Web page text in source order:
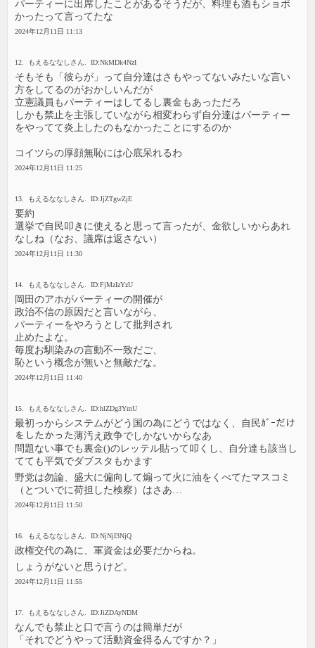
パーティーに出席したことがあるそうだが、料理も酒もショボ
かったって言ってたな
2024年12月11日 11:13
12. もえるななしさん. ID:NkMDk4NzI
そもそも「彼らが」って自分達はさもやってないみたいな言い
方をしてるのがおかしいんだが
立憲議員もパーティーはしてるし裏金もあっただろ
しかも禁止を主張していながら相変わらず自分達はパーティー
をやってて炎上したのもなかったことにするのか
コイツらの厚顔無恥には心底呆れるわ
2024年12月11日 11:25
13. もえるななしさん. ID:JjZTgwZjE
要約
選挙で自民叩きに使えると思って言ったが、金欲しいからあれ
なしね（なお、議席は返さない）
2024年12月11日 11:30
14. もえるななしさん. ID:FjMzIzYzU
岡田のアホがパーティーの開催が
政治不信の原因だと言いながら、
パーティーをやろうとして批判され
止めたよな。
毎度お馴染みの言動不一致だご、
恥という概念が無いと無敵だな。
2024年12月11日 11:40
15. もえるななしさん. ID:hlZDg3YmU
最初っからシステムがどう国の為にどうではなく、自民ｶﾞｰだけ
をしたかった薄汚え政争でしかないからなあ
問題ない事でも裏金()のレッテル貼って叩くし、自分達も該当し
てても平気でダブスタもかます
野党は勿論、盛大に偏向して煽って火に油をくべてたマスコミ
（とついでに荷担した検察）はさあ…
2024年12月11日 11:50
16. もえるななしさん. ID:NjNjI3NjQ
政権交代の為に、軍資金は必要だからね。
しょうがないと思うけど。
2024年12月11日 11:55
17. もえるななしさん. ID:JiZDAyNDM
なんでも禁止と口で言うのは簡単だが
「それでどうやって活動資金得るんですか？」